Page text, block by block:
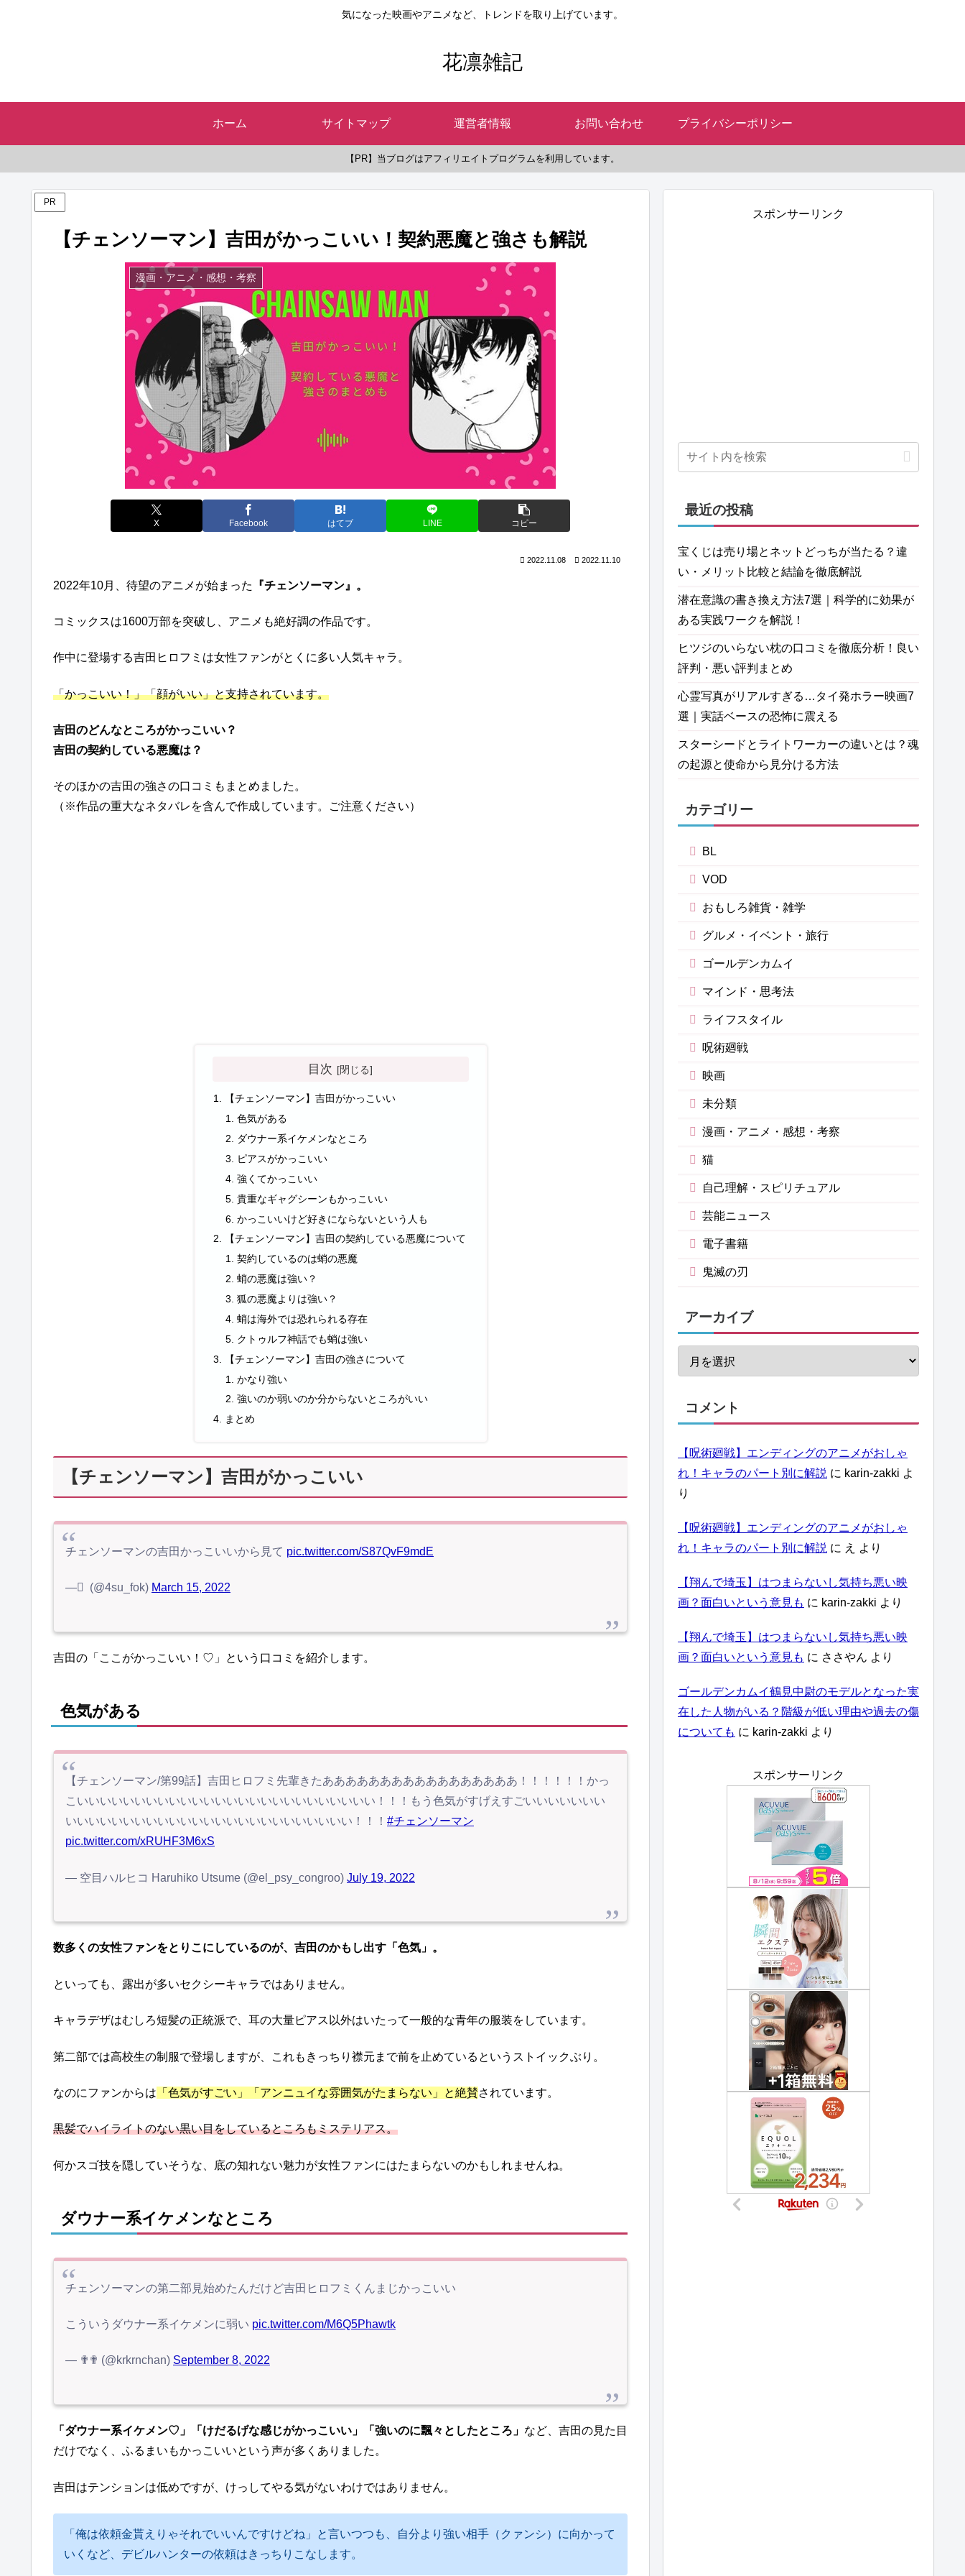
気になった映画やアニメなど、トレンドを取り上げています。
花凛雑記
ホーム サイトマップ 運営者情報 お問い合わせ プライバシーポリシー
【PR】当ブログはアフィリエイトプログラムを利用しています。
PR
【チェンソーマン】吉田がかっこいい！契約悪魔と強さも解説
漫画・アニメ・感想・考察
X Facebook はてブ LINE コピー
2022.11.08 2022.11.10
2022年10月、待望のアニメが始まった 『チェンソーマン』。
コミックスは1600万部を突破し、アニメも絶好調の作品です。
作中に登場する吉田ヒロフミは女性ファンがとくに多い人気キャラ。
「かっこいい！」「顔がいい」と支持されています。
吉田のどんなところがかっこいい？
吉田の契約している悪魔は？
そのほかの吉田の強さの口コミもまとめました。
（※作品の重大なネタバレを含んで作成しています。ご注意ください）
目次
【チェンソーマン】吉田がかっこいい
色気がある
ダウナー系イケメンなところ
ピアスがかっこいい
強くてかっこいい
貴重なギャグシーンもかっこいい
かっこいいけど好きにならないという人も
【チェンソーマン】吉田の契約している悪魔について
契約しているのは蛸の悪魔
蛸の悪魔は強い？
狐の悪魔よりは強い？
蛸は海外では恐れられる存在
クトゥルフ神話でも蛸は強い
【チェンソーマン】吉田の強さについて
かなり強い
強いのか弱いのか分からないところがいい
まとめ
【チェンソーマン】吉田がかっこいい
チェンソーマンの吉田かっこいいから見て pic.twitter.com/S87QvF9mdE
— ْ (@4su_fok) March 15, 2022
吉田の「ここがかっこいい！♡」という口コミを紹介します。
色気がある
【チェンソーマン/第99話】吉田ヒロフミ先輩きたあああああああああああああああああ！！！！！！かっ
こいいいいいいいいいいいいいいいいいいいいいいいいいい！！！もう色気がすげえすごいいいいいいい
いいいいいいいいいいいいいいいいいいいいいいいいい！！！ #チェンソーマン
pic.twitter.com/xRUHF3M6xS
— 空目ハルヒコ Haruhiko Utsume (@el_psy_congroo) July 19, 2022
数多くの女性ファンをとりこにしているのが、吉田のかもし出す「色気」。
といっても、露出が多いセクシーキャラではありません。
キャラデザはむしろ短髪の正統派で、耳の大量ピアス以外はいたって一般的な青年の服装をしています。
第二部では高校生の制服で登場しますが、これもきっちり襟元まで前を止めているというストイックぶり。
なのにファンからは 「色気がすごい」「アンニュイな雰囲気がたまらない」と絶賛されています。
黒髪でハイライトのない黒い目をしているところもミステリアス。
何かスゴ技を隠していそうな、底の知れない魅力が女性ファンにはたまらないのかもしれませんね。
ダウナー系イケメンなところ
チェンソーマンの第二部見始めたんだけど吉田ヒロフミくんまじかっこいい
こういうダウナー系イケメンに弱い pic.twitter.com/M6Q5Phawtk
— ✟✟ (@krkrnchan) September 8, 2022
「ダウナー系イケメン♡」「けだるげな感じがかっこいい」「強いのに飄々としたところ」 など、吉田の見た目
だけでなく、ふるまいもかっこいいという声が多くありました。
吉田はテンションは低めですが、けっしてやる気がないわけではありません。
「俺は依頼金貰えりゃそれでいいんですけどね」と言いつつも、自分より強い相手（クァンシ）に向かって
いくなど、デビルハンターの依頼はきっちりこなします。
スポンサーリンク
最近の投稿
宝くじは売り場とネットどっちが当たる？違
い・メリット比較と結論を徹底解説
潜在意識の書き換え方法7選｜科学的に効果が
ある実践ワークを解説！
ヒツジのいらない枕の口コミを徹底分析！良い
評判・悪い評判まとめ
心霊写真がリアルすぎる…タイ発ホラー映画7
選｜実話ベースの恐怖に震える
スターシードとライトワーカーの違いとは？魂
の起源と使命から見分ける方法
カテゴリー
BL
VOD
おもしろ雑貨・雑学
グルメ・イベント・旅行
ゴールデンカムイ
マインド・思考法
ライフスタイル
呪術廻戦
映画
未分類
漫画・アニメ・感想・考察
猫
自己理解・スピリチュアル
芸能ニュース
電子書籍
鬼滅の刃
アーカイブ
コメント
【呪術廻戦】エンディングのアニメがおしゃ
れ！キャラのパート別に解説 に karin-zakki よ
り
【呪術廻戦】エンディングのアニメがおしゃ
れ！キャラのパート別に解説 に え より
【翔んで埼玉】はつまらないし気持ち悪い映
画？面白いという意見も に karin-zakki より
【翔んで埼玉】はつまらないし気持ち悪い映
画？面白いという意見も に ささやん より
ゴールデンカムイ鶴見中尉のモデルとなった実
在した人物がいる？階級が低い理由や過去の傷
についても に karin-zakki より
スポンサーリンク